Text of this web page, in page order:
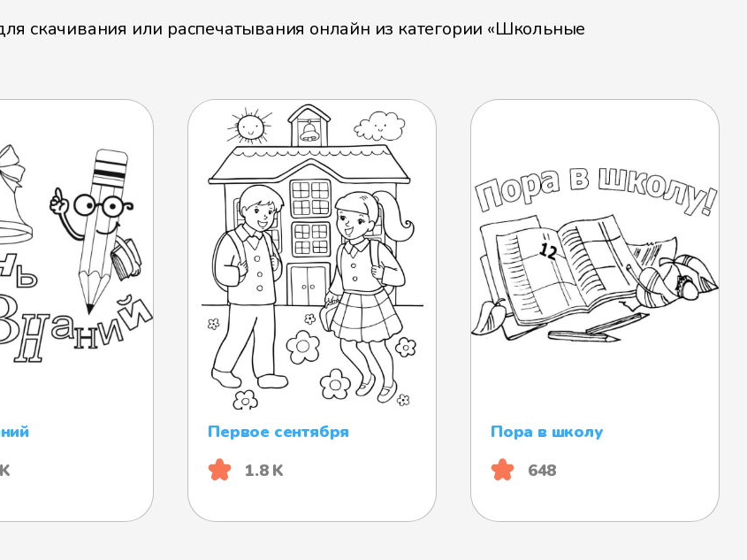
скачивания или распечатывания онлайн из категории «Школьные
Первое сентября
1.8 K
Пора в школу
648